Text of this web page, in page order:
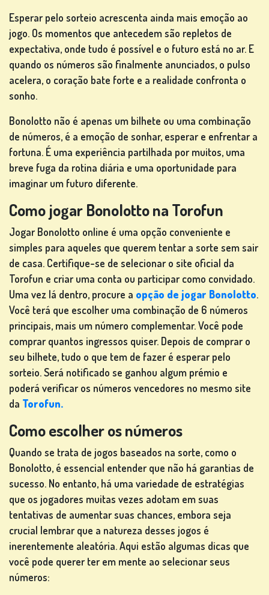
JOGOS
DE SLOT
MACHINE
REGISTA-
TE
CONECTE-
SE
LOJA
CLASSIFICAÇÃO
MUDAR
IDIOMA
Esperar pelo sorteio acrescenta ainda mais emoção ao
jogo. Os momentos que antecedem são repletos de
expectativa, onde tudo é possível e o futuro está no ar. E
quando os números são finalmente anunciados, o pulso
acelera, o coração bate forte e a realidade confronta o
sonho.
Bonolotto não é apenas um bilhete ou uma combinação
de números, é a emoção de sonhar, esperar e enfrentar a
fortuna. É uma experiência partilhada por muitos, uma
breve fuga da rotina diária e uma oportunidade para
imaginar um futuro diferente.
Como jogar Bonolotto na Torofun
Jogar Bonolotto online é uma opção conveniente e
simples para aqueles que querem tentar a sorte sem sair
de casa. Certifique-se de selecionar o site oficial da
Torofun e criar uma conta ou participar como convidado.
Uma vez lá dentro, procure a opção de jogar Bonolotto.
Você terá que escolher uma combinação de 6 números
principais, mais um número complementar. Você pode
comprar quantos ingressos quiser. Depois de comprar o
seu bilhete, tudo o que tem de fazer é esperar pelo
sorteio. Será notificado se ganhou algum prémio e
poderá verificar os números vencedores no mesmo site
da Torofun.
Como escolher os números
Quando se trata de jogos baseados na sorte, como o
Bonolotto, é essencial entender que não há garantias de
sucesso. No entanto, há uma variedade de estratégias
que os jogadores muitas vezes adotam em suas
tentativas de aumentar suas chances, embora seja
crucial lembrar que a natureza desses jogos é
inerentemente aleatória. Aqui estão algumas dicas que
você pode querer ter em mente ao selecionar seus
números: